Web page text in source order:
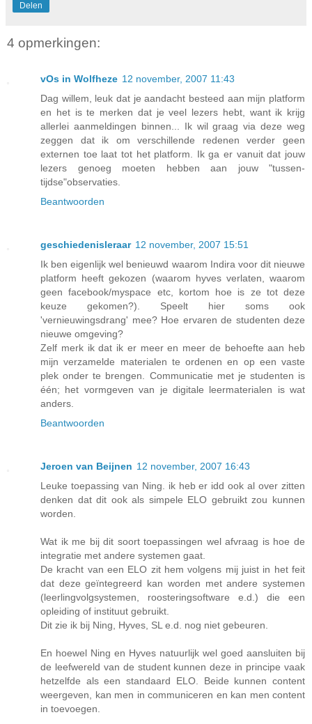
Delen
4 opmerkingen:
vOs in Wolfheze 12 november, 2007 11:43
Dag willem, leuk dat je aandacht besteed aan mijn platform
en het is te merken dat je veel lezers hebt, want ik krijg
allerlei aanmeldingen binnen... Ik wil graag via deze weg
zeggen dat ik om verschillende redenen verder geen
externen toe laat tot het platform. Ik ga er vanuit dat jouw
lezers genoeg moeten hebben aan jouw "tussen-
tijdse"observaties.
Beantwoorden
geschiedenisleraar 12 november, 2007 15:51
Ik ben eigenlijk wel benieuwd waarom Indira voor dit nieuwe
platform heeft gekozen (waarom hyves verlaten, waarom
geen facebook/myspace etc, kortom hoe is ze tot deze
keuze gekomen?). Speelt hier soms ook
'vernieuwingsdrang' mee? Hoe ervaren de studenten deze
nieuwe omgeving?
Zelf merk ik dat ik er meer en meer de behoefte aan heb
mijn verzamelde materialen te ordenen en op een vaste
plek onder te brengen. Communicatie met je studenten is
één; het vormgeven van je digitale leermaterialen is wat
anders.
Beantwoorden
Jeroen van Beijnen 12 november, 2007 16:43
Leuke toepassing van Ning. ik heb er idd ook al over zitten
denken dat dit ook als simpele ELO gebruikt zou kunnen
worden.
Wat ik me bij dit soort toepassingen wel afvraag is hoe de
integratie met andere systemen gaat.
De kracht van een ELO zit hem volgens mij juist in het feit
dat deze geïntegreerd kan worden met andere systemen
(leerlingvolgsystemen, roosteringsoftware e.d.) die een
opleiding of instituut gebruikt.
Dit zie ik bij Ning, Hyves, SL e.d. nog niet gebeuren.
En hoewel Ning en Hyves natuurlijk wel goed aansluiten bij
de leefwereld van de student kunnen deze in principe vaak
hetzelfde als een standaard ELO. Beide kunnen content
weergeven, kan men in communiceren en kan men content
in toevoegen.